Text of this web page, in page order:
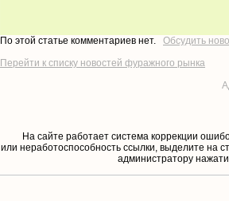
По этой статье комментариев нет. Обсудить
Перейти к списку новостей фуражного рынка
На сайте работает система коррекции
или неработоспособность ссылки, выделите на
aдминистратору